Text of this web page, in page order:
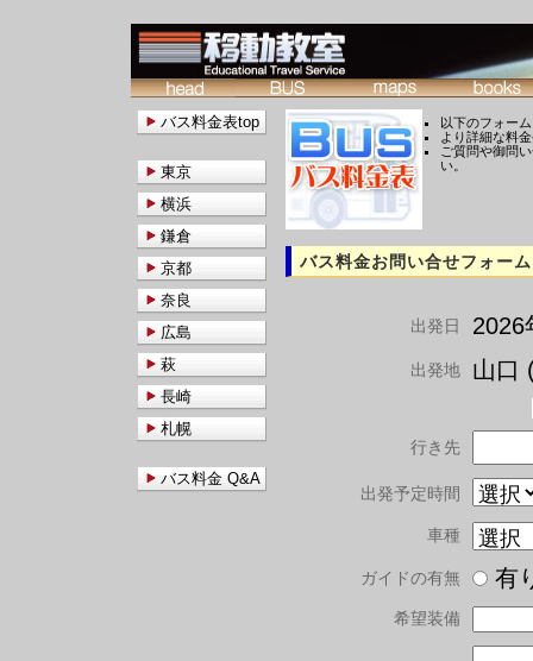
以下のフォー
より詳細な料
ご質問や御問
い。
バス料金お問い合せフォーム
出発日 2026
出発地 山口
行き先
出発予定時間
車種
ガイドの有無
希望装備
バス料金表top
東京
横浜
鎌倉
京都
奈良
広島
萩
長崎
札幌
バス料金 Q&A